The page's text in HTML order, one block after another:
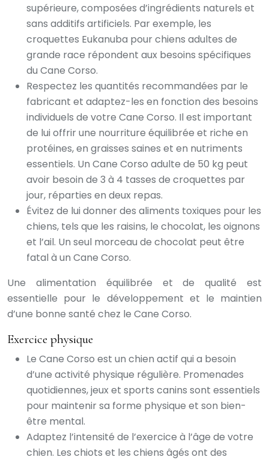
supérieure, composées d’ingrédients naturels et
sans additifs artificiels. Par exemple, les
croquettes Eukanuba pour chiens adultes de
grande race répondent aux besoins spécifiques
du Cane Corso.
Respectez les quantités recommandées par le
fabricant et adaptez-les en fonction des besoins
individuels de votre Cane Corso. Il est important
de lui offrir une nourriture équilibrée et riche en
protéines, en graisses saines et en nutriments
essentiels. Un Cane Corso adulte de 50 kg peut
avoir besoin de 3 à 4 tasses de croquettes par
jour, réparties en deux repas.
Évitez de lui donner des aliments toxiques pour les
chiens, tels que les raisins, le chocolat, les oignons
et l’ail. Un seul morceau de chocolat peut être
fatal à un Cane Corso.
Une alimentation équilibrée et de qualité est
essentielle pour le développement et le maintien
d’une bonne santé chez le Cane Corso.
Exercice physique
Le Cane Corso est un chien actif qui a besoin
d’une activité physique régulière. Promenades
quotidiennes, jeux et sports canins sont essentiels
pour maintenir sa forme physique et son bien-
être mental.
Adaptez l’intensité de l’exercice à l’âge de votre
chien. Les chiots et les chiens âgés ont des